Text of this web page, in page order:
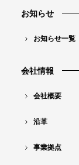
調
査
業
コ
テ
ン
お知らせ
お知らせ一覧
会社情報
会社概要
沿革
事業拠点